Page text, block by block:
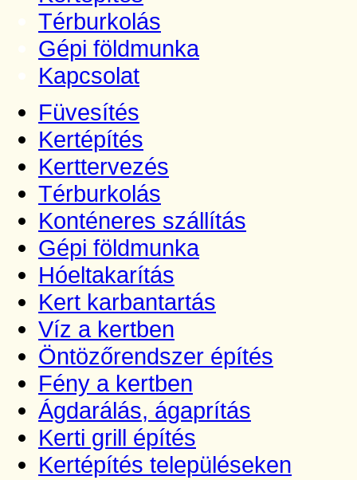
Térburkolás
Gépi földmunka
Kapcsolat
Füvesítés
Kertépítés
Kerttervezés
Térburkolás
Konténeres szállítás
Gépi földmunka
Hóeltakarítás
Kert karbantartás
Víz a kertben
Öntözőrendszer építés
Fény a kertben
Ágdarálás, ágaprítás
Kerti grill építés
Kertépítés településeken